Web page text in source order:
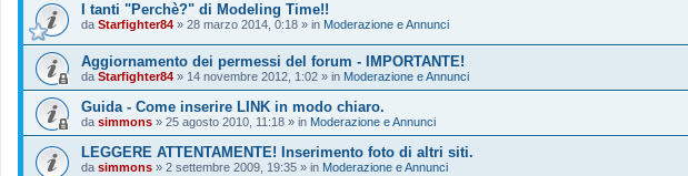
I tanti "Perchè?" di Modeling Time!!
da Starfighter84 » 28 marzo 2014, 0:18 » in Moderazione e Annunci
Aggiornamento dei permessi del forum - IMPORTANTE!
da Starfighter84 » 14 novembre 2012, 1:02 » in Moderazione e Annunci
Guida - Come inserire LINK in modo chiaro.
da simmons » 25 agosto 2010, 11:18 » in Moderazione e Annunci
LEGGERE ATTENTAMENTE! Inserimento foto di altri siti.
da simmons » 2 settembre 2009, 19:35 » in Moderazione e Annunci